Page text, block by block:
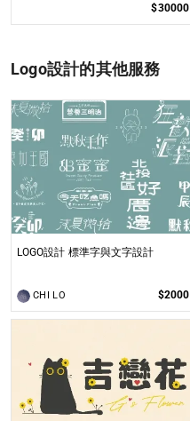
$30000
Logo設計的其他服務
LOGO設計 標準字與文字設計
CHI LO $2000